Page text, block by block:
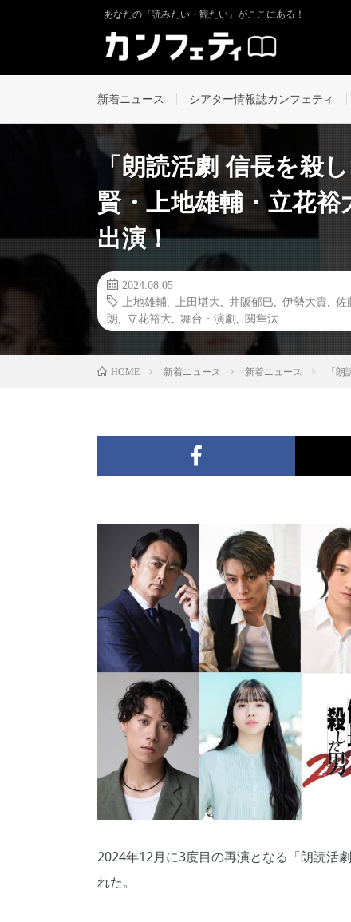
あなたの『読みたい・観たい』がここにある！
新着ニュース シアター情報誌カンフェティ
「朗読活劇 信長を殺
賢・上地雄輔・立花
出演！
2024.08.05
上地雄輔
上田堪大 井阪郁巳 伊勢大貴 佐
朗
立花裕大 舞台・演劇 関隼汰
HOME 新着ニュース 新着ニュース 「
2024年12月に3度目の再演となる「朗読活
れた。